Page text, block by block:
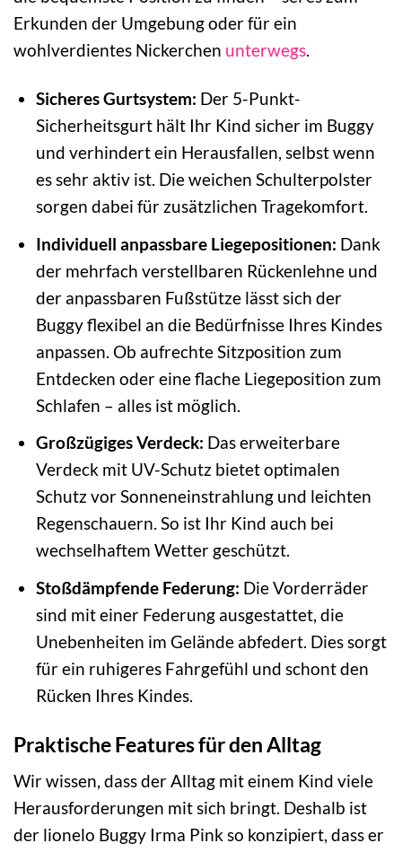
Erkunden der Umgebung oder für ein
wohlverdientes Nickerchen unterwegs
Sicheres Gurtsystem: Der 5-Punkt-
Sicherheitsgurt hält Ihr Kind sicher im Buggy
und verhindert ein Herausfallen, selbst wenn
es sehr aktiv ist. Die weichen Schulterpolster
sorgen dabei für zusätzlichen Tragekomfort.
Individuell anpassbare Liegepositionen: Dank
der mehrfach verstellbaren Rückenlehne und
der anpassbaren Fußstütze lässt sich der
Buggy flexibel an die Bedürfnisse Ihres Kindes
anpassen. Ob aufrechte Sitzposition zum
Entdecken oder eine flache Liegeposition zum
Schlafen – alles ist möglich.
Großzügiges Verdeck: Das erweiterbare
Verdeck mit UV-Schutz bietet optimalen
Schutz vor Sonneneinstrahlung und leichten
Regenschauern. So ist Ihr Kind auch bei
wechselhaftem Wetter geschützt.
Stoßdämpfende Federung: Die Vorderräder
sind mit einer Federung ausgestattet, die
Unebenheiten im Gelände abfedert. Dies sorgt
für ein ruhigeres Fahrgefühl und schont den
Rücken Ihres Kindes.
Praktische Features für den Alltag
Wir wissen, dass der Alltag mit einem Kind viele
Herausforderungen mit sich bringt. Deshalb ist
der lionelo Buggy Irma Pink so konzipiert, dass er